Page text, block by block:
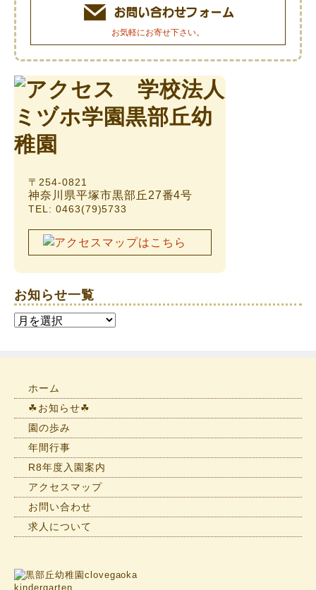
お気軽にお寄せ下さい。
〒254-0821
神奈川県平塚市黒部丘27番4号
TEL: 0463(79)5733
お知らせ一覧
お
ホーム
☘お知らせ☘
園の歩み
年間行事
R8年度入園案内
アクセスマップ
お問い合わせ
求人について